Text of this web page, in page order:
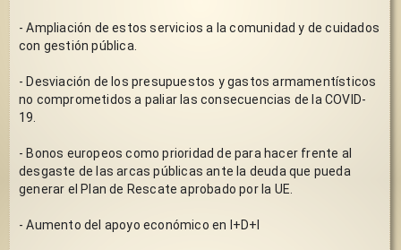
- Ampliación de estos servicios a la comunidad y de cuidados
con gestión pública.
- Desviación de los presupuestos y gastos armamentísticos
no comprometidos a paliar las consecuencias de la COVID-
19.
- Bonos europeos como prioridad de para hacer frente al
desgaste de las arcas públicas ante la deuda que pueda
generar el Plan de Rescate aprobado por la UE.
- Aumento del apoyo económico en I+D+I